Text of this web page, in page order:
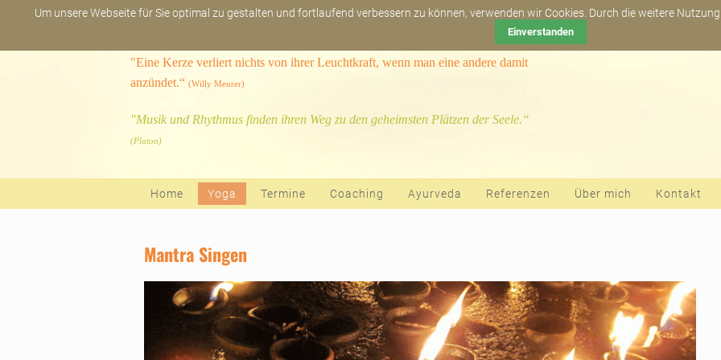
Newsletter
"Eine Kerze verliert nichts von ihrer Leuchtkraft, wenn man eine andere damit
anzündet.“(Willy Meurer)
"Musik und Rhythmus finden ihren Weg zu den geheimsten Plätzen der Seele.“
(Platon)
Navigation überspringen
Home
Yoga Termine Coaching Ayurveda Referenzen Über mich Kontakt
Mantra Singen
Um unsere Webseite für Sie optimal zu gestalten und fortlaufend verbessern zu können, verwenden wir Cookies. Durch die weitere
Einverstanden